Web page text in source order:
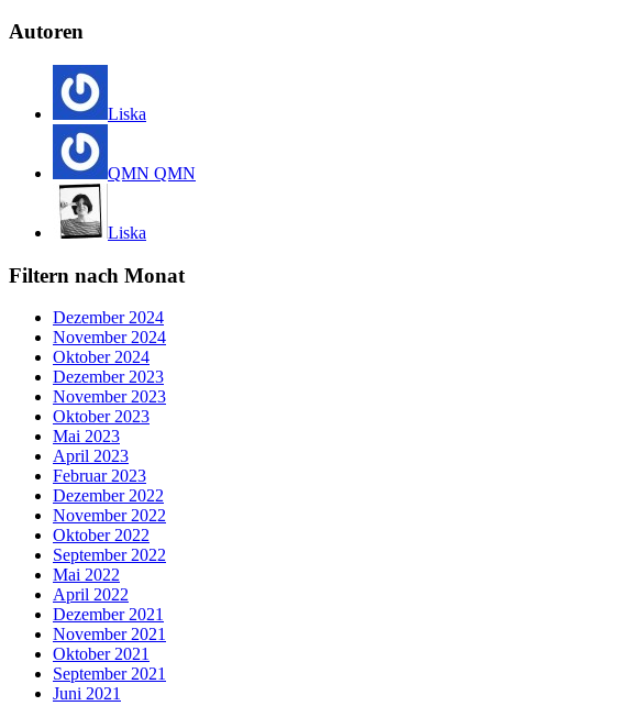
Autoren
Liska
QMN QMN
Liska
Filtern nach Monat
Dezember 2024
November 2024
Oktober 2024
Dezember 2023
November 2023
Oktober 2023
Mai 2023
April 2023
Februar 2023
Dezember 2022
November 2022
Oktober 2022
September 2022
Mai 2022
April 2022
Dezember 2021
November 2021
Oktober 2021
September 2021
Juni 2021